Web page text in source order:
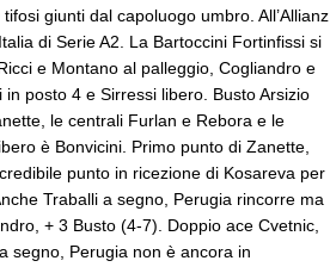
giunti dal capoluogo umbro. All’Allianz
di Serie A2. La Bartoccini Fortinfissi si
e Montano al palleggio, Cogliandro e
posto 4 e Sirressi libero. Busto Arsizio
le centrali Furlan e Rebora e le
è Bonvicini. Primo punto di Zanette,
punto in ricezione di Kosareva per
Traballi a segno, Perugia rincorre ma
+ 3 Busto (4-7). Doppio ace Cvetnic,
segno, Perugia non è ancora in